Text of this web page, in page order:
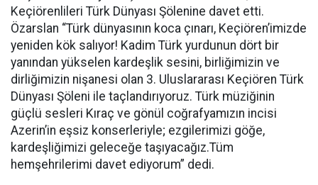
Keçiörenlileri Türk Dünyası Şölenine davet etti.
Özarslan “Türk dünyasının koca çınarı, Keçiören’imizde
yeniden kök salıyor! Kadim Türk yurdunun dört bir
yanından yükselen kardeşlik sesini, birliğimizin ve
dirliğimizin nişanesi olan 3. Uluslararası Keçiören Türk
Dünyası Şöleni ile taçlandırıyoruz. Türk müziğinin
güçlü sesleri Kıraç ve gönül coğrafyamızın incisi
Azerin’in eşsiz konserleriyle; ezgilerimizi göğe,
kardeşliğimizi geleceğe taşıyacağız.Tüm
hemşehrilerimi davet ediyorum” dedi.